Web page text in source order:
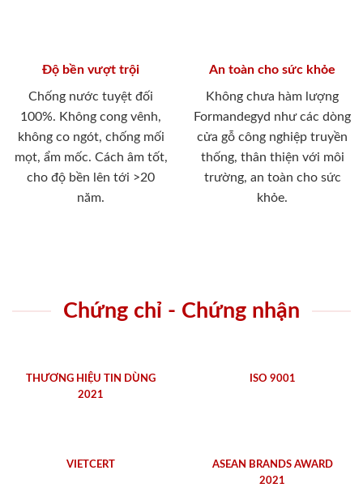
Độ bền vượt trội
Chống nước tuyệt đối
100%. Không cong vênh,
không co ngót, chống mối
mọt, ẩm mốc. Cách âm tốt,
cho độ bền lên tới >20
năm.
An toàn cho sức khỏe
Không chưa hàm lượng
Formandegyd như các dòng
cửa gỗ công nghiệp truyền
thống, thân thiện với môi
trường, an toàn cho sức
khỏe.
Chứng chỉ - Chứng nhận
THƯƠNG HIỆU TIN DÙNG
2021
ISO 9001
VIETCERT
ASEAN BRANDS AWARD
2021